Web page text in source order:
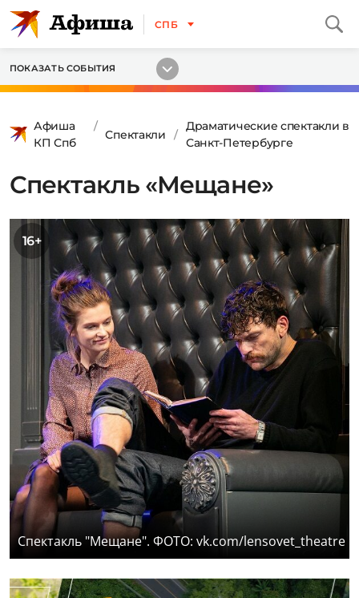
СПБ
ПОКАЗАТЬ СОБЫТИЯ
Афиша
КП Спб
Спектакли
Драматические спектакли в
Санкт-Петербурге
Спектакль «Мещане»
16+
Спектакль "Мещане". ФОТО: vk.com/lensovet_theatre